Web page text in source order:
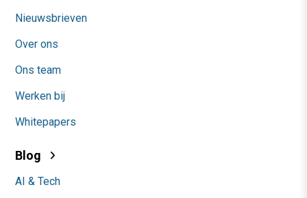
Nieuwsbrieven
Over ons
Ons team
Werken bij
Whitepapers
Blog
AI & Tech